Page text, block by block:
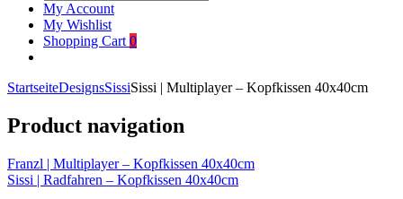
My Account
My Wishlist
Shopping Cart 0
StartseiteDesignsSissiSissi | Multiplayer – Kopfkissen 40x40cm
Product navigation
Franzl | Multiplayer – Kopfkissen 40x40cm
Sissi | Radfahren – Kopfkissen 40x40cm